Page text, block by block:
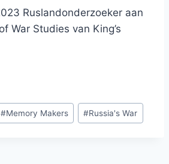
Ruslandonderzoeker aan
War Studies van King’s
#Memory Makers #Russia's War